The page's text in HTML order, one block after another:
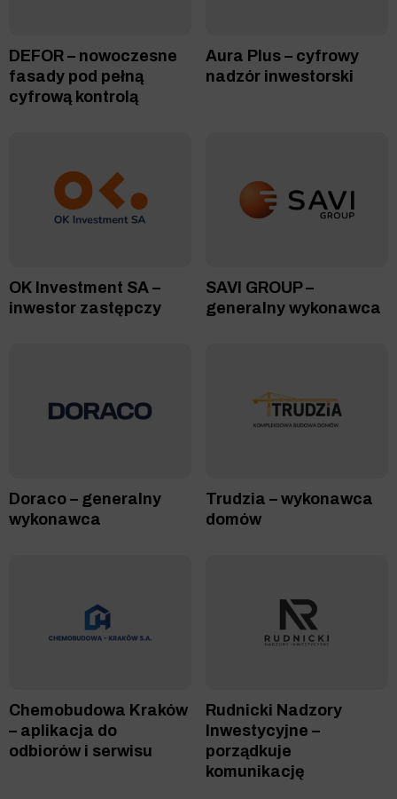
DEFOR – nowoczesne
fasady pod pełną
cyfrową kontrolą
Aura Plus – cyfrowy
nadzór inwestorski
OK Investment SA –
inwestor zastępczy
SAVI GROUP –
generalny wykonawca
Doraco – generalny
wykonawca
Trudzia – wykonawca
domów
Chemobudowa Kraków
– aplikacja do
odbiorów i serwisu
Rudnicki Nadzory
Inwestycyjne –
porządkuje
komunikację